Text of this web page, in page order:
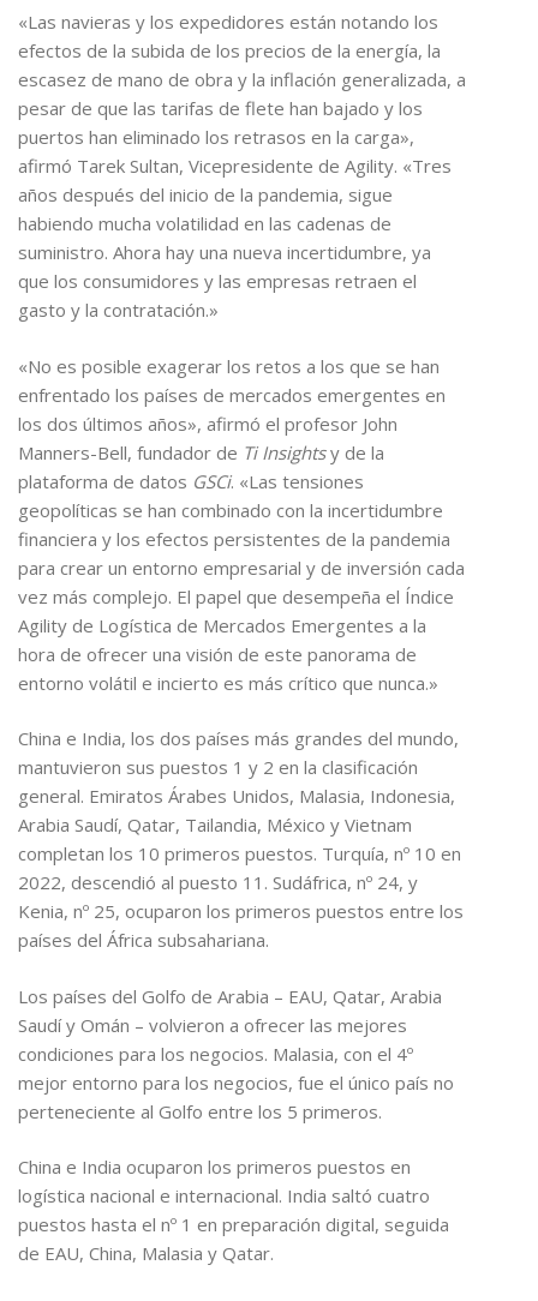
«Las navieras y los expedidores están notando los
efectos de la subida de los precios de la energía, la
escasez de mano de obra y la inflación generalizada, a
pesar de que las tarifas de flete han bajado y los
puertos han eliminado los retrasos en la carga»,
afirmó Tarek Sultan, Vicepresidente de Agility. «Tres
años después del inicio de la pandemia, sigue
habiendo mucha volatilidad en las cadenas de
suministro. Ahora hay una nueva incertidumbre, ya
que los consumidores y las empresas retraen el
gasto y la contratación.»
«No es posible exagerar los retos a los que se han
enfrentado los países de mercados emergentes en
los dos últimos años», afirmó el profesor John
Manners-Bell, fundador de Ti Insightsy de la
plataforma de datos GSCi. «Las tensiones
geopolíticas se han combinado con la incertidumbre
financiera y los efectos persistentes de la pandemia
para crear un entorno empresarial y de inversión cada
vez más complejo. El papel que desempeña el Índice
Agility de Logística de Mercados Emergentes a la
hora de ofrecer una visión de este panorama de
entorno volátil e incierto es más crítico que nunca.»
China e India, los dos países más grandes del mundo,
mantuvieron sus puestos 1 y 2 en la clasificación
general. Emiratos Árabes Unidos, Malasia, Indonesia,
Arabia Saudí, Qatar, Tailandia, México y Vietnam
completan los 10 primeros puestos. Turquía, nº 10 en
2022, descendió al puesto 11. Sudáfrica, nº 24, y
Kenia, nº 25, ocuparon los primeros puestos entre los
países del África subsahariana.
Los países del Golfo de Arabia – EAU, Qatar, Arabia
Saudí y Omán – volvieron a ofrecer las mejores
condiciones para los negocios. Malasia, con el 4º
mejor entorno para los negocios, fue el único país no
perteneciente al Golfo entre los 5 primeros.
China e India ocuparon los primeros puestos en
logística nacional e internacional. India saltó cuatro
puestos hasta el nº 1 en preparación digital, seguida
de EAU, China, Malasia y Qatar.